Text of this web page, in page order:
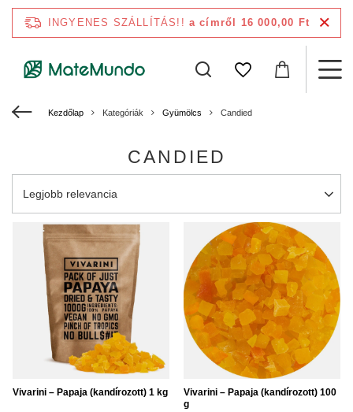
INGYENES SZÁLLÍTÁS!! a címről 16 000,00 Ft
Kezdőlap Kategóriák Gyümölcs Candied
CANDIED
A rendezés megváltoztatása
Legjobb relevancia
Vivarini – Papaja (kandírozott) 1 kg
Vivarini – Papaja (kandírozott) 100
g